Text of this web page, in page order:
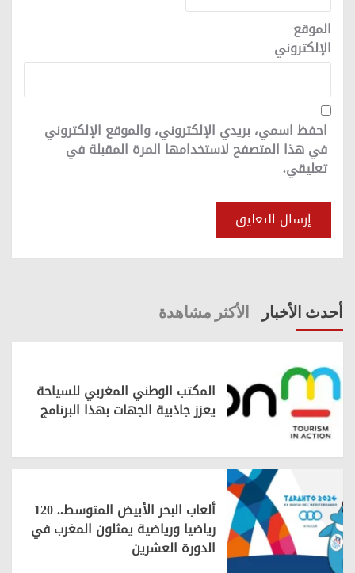
الموقع
الإلكتروني
احفظ اسمي، بريدي الإلكتروني، والموقع الإلكتروني
في هذا المتصفح لاستخدامها المرة المقبلة في
تعليقي.
أحدث الأخبار الأكثر مشاهدة
المكتب الوطني المغربي للسياحة
يعزز جاذبية الجهات بهذا البرنامج
ألعاب البحر الأبيض المتوسط.. 120
رياضيا ورياضية يمثلون المغرب في
الدورة العشرين